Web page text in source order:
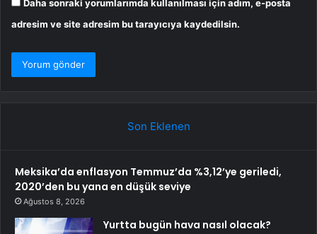
Daha sonraki yorumlarımda kullanılması için adım, e-posta
adresim ve site adresim bu tarayıcıya kaydedilsin.
Son Eklenen
Meksika’da enflasyon Temmuz’da %3,12’ye geriledi,
2020’den bu yana en düşük seviye
Ağustos 8, 2026
Yurtta bugün hava nasıl olacak?